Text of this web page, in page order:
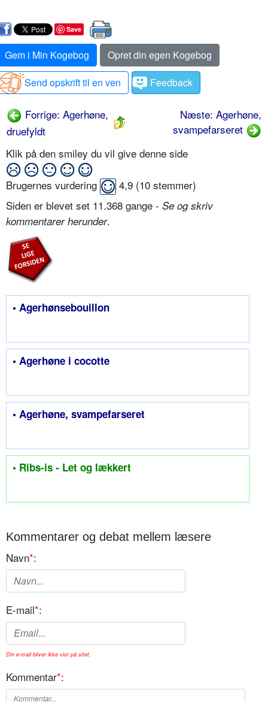
Save
Gem i Min Kogebog
Opret din egen Kogebog
Send opskrift til en ven
Feedback
Forrige: Agerhøne,
druefyldt
Næste: Agerhøne,
svampefarseret
Klik på den smiley du vil give denne side
Brugernes vurdering 4,9 (10 stemmer)
Siden er blevet set 11.368 gange - Se og skriv
kommentarer herunder.
• Agerhønsebouillon
• Agerhøne i cocotte
• Agerhøne, svampefarseret
• Ribs-is - Let og lækkert
Kommentarer og debat mellem læsere
Navn*:
E-mail*:
Din e-mail bliver ikke vist på sitet.
Kommentar*: